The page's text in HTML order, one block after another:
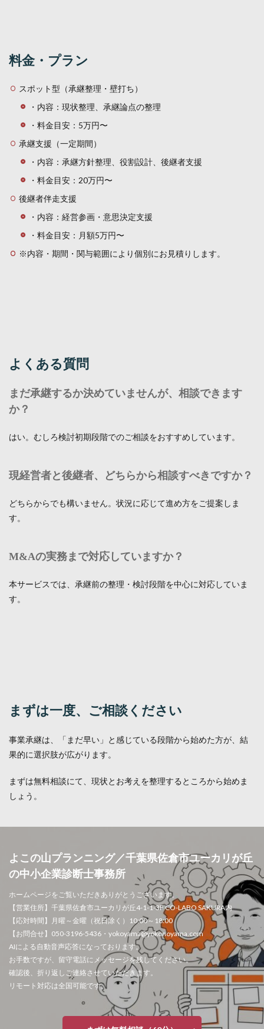
料金・プラン
スポット型（承継整理・壁打ち）
・内容：現状整理、承継論点の整理
・料金目安：5万円〜
承継支援（一定期間）
・内容：承継方針整理、役割設計、後継者支援
・料金目安：20万円〜
後継者伴走支援
・内容：経営参画・意思決定支援
・料金目安：月額5万円〜
※内容・期間・関与範囲により個別にお見積りします。
よくある質問
まだ承継するか決めていませんが、相談できます
か？
はい。むしろ検討初期段階でのご相談をおすすめしています。
現経営者と後継者、どちらから相談すべきですか？
どちらからでも構いません。状況に応じて進め方をご提案しま
す。
M&Aの実務まで対応していますか？
本サービスでは、承継前の整理・検討段階を中心に対応していま
す。
まずは一度、ご相談ください
事業承継は、「まだ早い」と感じている段階から始めた方が、結
果的に選択肢が広がります。
まずは無料相談にて、現状とお考えを整理するところから始めま
しょう。
よこの山プランニング／千葉県佐倉市ユーカリが丘
の中小企業診断士事務所
ホームページをご覧いただきありがとうございます。
【営業住所】千葉県佐倉市ユーカリが丘4-1-1-3F CO-LABO SAKURA内
【応対時間】月曜～金曜（祝日除く）10:00～18:00
【お問合せ】050-3196-5436・yokoyama@yokonoyama.com
AIによる自動音声応答になっております。
お手数ですが、留守電話にメッセージを残してください。
確認後、折り返しご連絡させていただきます。
リモート対応は全国可能です。